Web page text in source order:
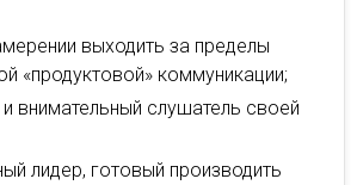
выходить за пределы
«продуктовой» коммуникации;
внимательный слушатель своей
лидер, готовый производить